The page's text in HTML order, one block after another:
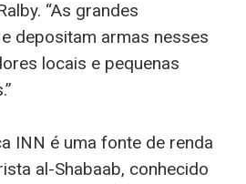
“As grandes
depositam armas nesses
locais e pequenas
INN é uma fonte de renda
al-Shabaab, conhecido